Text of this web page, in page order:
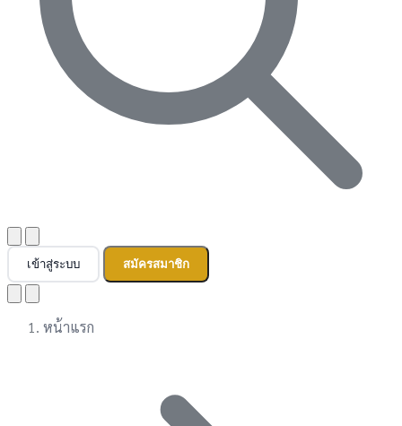
เข้าสู่ระบบ สมัครสมาชิก
หน้าแรก